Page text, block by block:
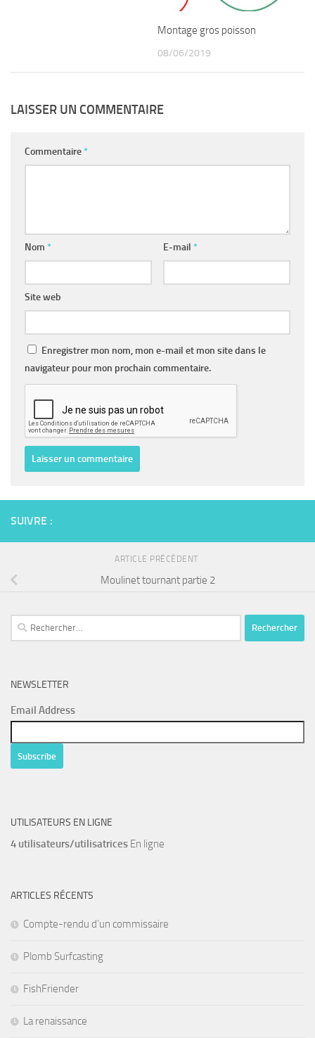
Montage gros poisson
08/06/2019
LAISSER UN COMMENTAIRE
Commentaire *
Nom * E-mail *
Site web
Enregistrer mon nom, mon e-mail et mon site dans le
navigateur pour mon prochain commentaire.
SUIVRE :
ARTICLE PRÉCÉDENT
Moulinet tournant partie 2
Rechercher :
NEWSLETTER
Email Address
UTILISATEURS EN LIGNE
4 utilisateurs/utilisatrices En ligne
ARTICLES RÉCENTS
Compte-rendu d’un commissaire
Plomb Surfcasting
FishFriender
La renaissance